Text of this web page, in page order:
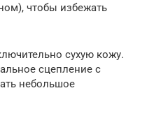
чтобы избежать
сухую кожу.
сцепление с
небольшое